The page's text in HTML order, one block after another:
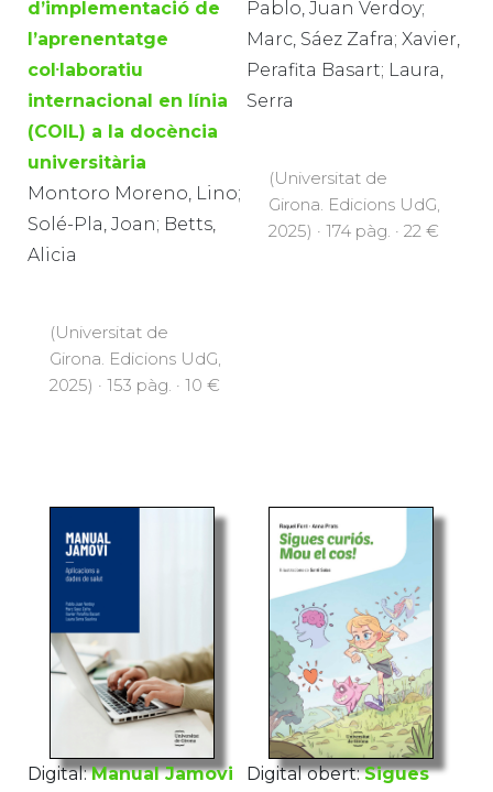
d’implementació de
l’aprenentatge
col·laboratiu
internacional en línia
(COIL) a la docència
universitària
Montoro Moreno, Lino;
Solé-Pla, Joan; Betts,
Alicia
(Universitat de
Girona. Edicions UdG,
2025) · 153 pàg. · 10 €
Pablo, Juan Verdoy;
Marc, Sáez Zafra; Xavier,
Perafita Basart; Laura,
Serra
(Universitat de
Girona. Edicions UdG,
2025) · 174 pàg. · 22 €
Digital: Manual Jamovi
Digital obert: Sigues